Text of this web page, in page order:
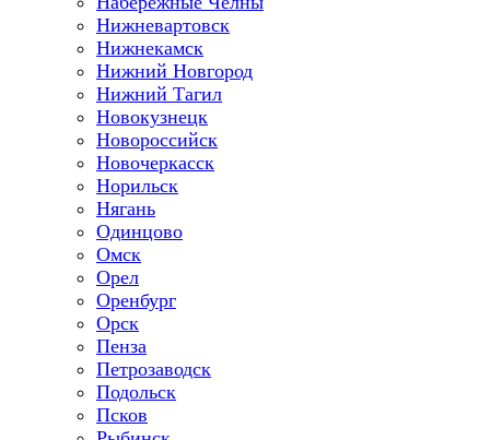
Нижневартовск
Нижнекамск
Нижний Новгород
Нижний Тагил
Новокузнецк
Новороссийск
Новочеркасск
Норильск
Нягань
Одинцово
Омск
Орел
Оренбург
Орск
Пенза
Петрозаводск
Подольск
Псков